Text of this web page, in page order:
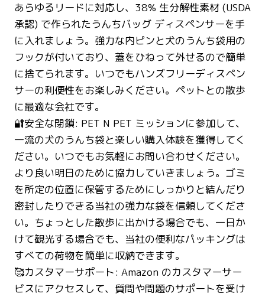
あらゆるリードに対応し、38% 生分解性素材 (USDA
承認) で作られたうんちバッグ ディスペンサーを手
に入れましょう。強力な内ピンと犬のうんち袋用の
フックが付いており、蓋をひねって外せるので簡単
に捨てられます。いつでもハンズフリーディスペン
サーの利便性をお楽しみください。ペットとの散歩
に最適な会社です。
🔐安全な閉鎖: PET N PET ミッションに参加して、
一流の犬のうんち袋と楽しい購入体験を獲得してく
ださい。いつでもお気軽にお問い合わせください。
より良い明日のために協力していきましょう。ゴミ
を所定の位置に保管するためにしっかりと結んだり
密封したりできる当社の強力な袋を信頼してくださ
い。ちょっとした散歩に出かける場合でも、一日か
けて観光する場合でも、当社の便利なパッキングは
すべての荷物を簡単に収納できます。
🥰カスタマーサポート: Amazon のカスタマーサー
ビスにアクセスして、質問や問題のサポートを受け